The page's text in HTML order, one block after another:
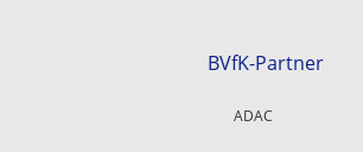
BVfK-Partner
ADAC